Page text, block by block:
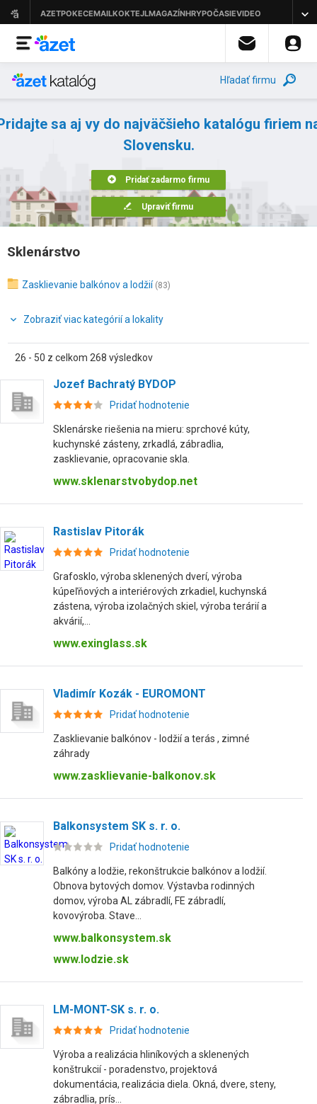
Hľadať firmu
sa aj vy do najväčšieho katalógu firiem
Slovensku.
Pridať zadarmo firmu
Upraviť firmu
Sklenárstvo
Zasklievanie balkónov a lodžií (83)
Zobraziť viac kategórií a lokality
26 - 50 z celkom 268 výsledkov
Jozef Bachratý BYDOP
Pridať hodnotenie
Sklenárske riešenia na mieru: sprchové kúty,
kuchynské zásteny, zrkadlá, zábradlia,
zasklievanie, opracovanie skla.
www.sklenarstvobydop.net
Rastislav Pitorák
Pridať hodnotenie
Grafosklo, výroba sklenených dverí, výroba
kúpeľňových a interiérových zrkadiel, kuchynská
zástena, výroba izolačných skiel, výroba terárií a
akvárií,...
www.exinglass.sk
Vladimír Kozák - EUROMONT
Pridať hodnotenie
Zasklievanie balkónov - lodžií a terás , zimné
záhrady
www.zasklievanie-balkonov.sk
Balkonsystem SK s. r. o.
Pridať hodnotenie
Balkóny a lodžie, rekonštrukcie balkónov a lodžií.
Obnova bytových domov. Výstavba rodinných
domov, výroba AL zábradlí, FE zábradlí,
kovovýroba. Stave...
www.balkonsystem.sk
www.lodzie.sk
LM-MONT-SK s. r. o.
Pridať hodnotenie
Výroba a realizácia hliníkových a sklenených
konštrukcií - poradenstvo, projektová
dokumentácia, realizácia diela. Okná, dvere, steny,
zábradlia, prís...